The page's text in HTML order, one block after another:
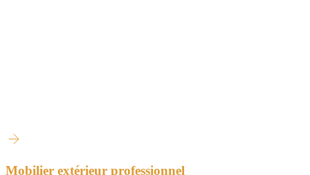
Mobilier extérieur professionnel